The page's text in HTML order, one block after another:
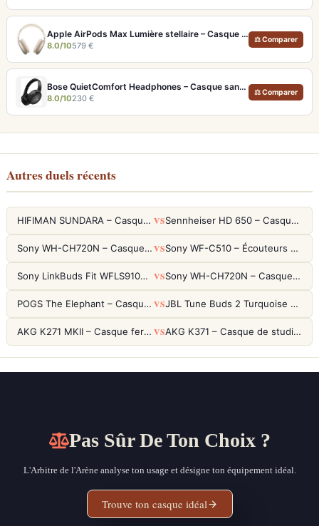
Apple AirPods Max Lumière stellaire – Casque Hi-Fi ANC pro et audio spatial immersif
8.0/10579 €
⚖ Comparer
Bose QuietComfort Headphones – Casque sans fil à réduction de bruit légendaire
8.0/10230 €
⚖ Comparer
Autres duels récents
HIFIMAN SUNDARA – Casque Planar Magnetic Ouvert Over-Ear Audiophile VS Sennheiser HD 650 – Casque audiophile ouvert pour l'écoute analytique
Sony WH-CH720N – Casque ANC 35h, Ultra-léger (192g) avec Processeur V1 VS Sony WF-C510 – Écouteurs True Wireless compacts, autonomie 22h et multipoint
Sony LinkBuds Fit WFLS910NW Blanc – Écouteurs Sport Ailes ANC VS Sony WH-CH720N – Casque ANC 35h, Ultra-léger (192g) avec Processeur V1
POGS The Elephant – Casque Filaire Enfants 85dB POGS-Safe™ (Éco-Responsable) VS JBL Tune Buds 2 Turquoise – Écouteurs True Wireless avec ANC et autonomie 48h
AKG K271 MKII – Casque fermé studio fiable pour une écoute neutre VS AKG K371 – Casque de studio fermé 50mm titane, réponse 5Hz-50kHz
Pas Sûr De Ton Choix ?
L'Arbitre de l'Arène analyse ton usage et désigne ton équipement idéal.
Trouve ton casque idéal